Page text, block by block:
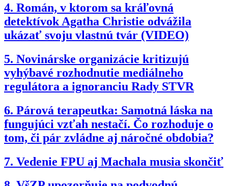
4. Román, v ktorom sa kráľovná
detektívok Agatha Christie odvážila
ukázať svoju vlastnú tvár (VIDEO)
5. Novinárske organizácie kritizujú
vyhýbavé rozhodnutie mediálneho
regulátora a ignoranciu Rady STVR
6. Párová terapeutka: Samotná láska na
fungujúci vzťah nestačí. Čo rozhoduje o
tom, či pár zvládne aj náročné obdobia?
7. Vedenie FPU aj Machala musia skončiť